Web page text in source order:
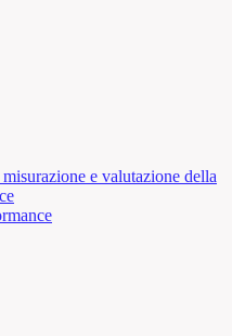
e valutazione della